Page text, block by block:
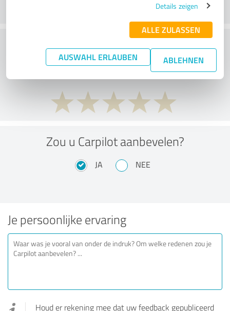
Details zeigen
ALLE ZULASSEN
AUSWAHL ERLAUBEN ABLEHNEN
Wat vind je van de prijs-
prestatieverhouding?
Zou u Carpilot aanbevelen?
JA NEE
Je persoonlijke ervaring
Houd er rekening mee dat uw feedback gepubliceerd